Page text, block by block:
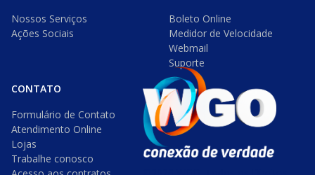
Nossos Serviços
Ações Sociais
Boleto Online
Medidor de Velocidade
Webmail
Suporte
CONTATO
Formulário de Contato
Atendimento Online
Lojas
Trabalhe conosco